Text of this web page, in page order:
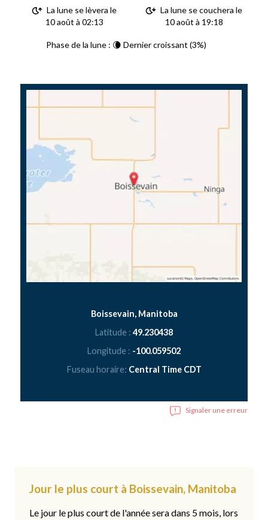
La lune se lèvera le
10 août à 02:13
La lune se couchera le
10 août à 19:18
Phase de la lune : 🌘 Dernier croissant (3%)
Boissevain, Manitoba
Latitude : 49.230438
Longitude : -100.059502
Fuseau horaire: Central Time CDT
Signaler une erreur
Jour le plus court à Boissevain, Manitoba
Le jour le plus court de l'année sera dans 5 mois, lors